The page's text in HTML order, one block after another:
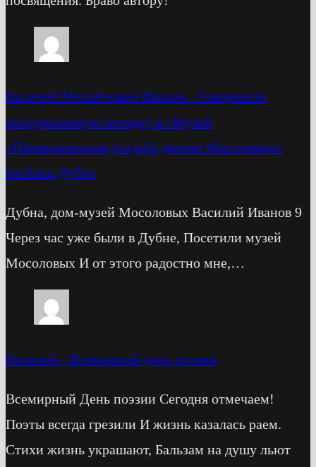
Василий Михайлович Иванов - Cовершили
экскурсионную поездку в «Музей
«Промышленная усадьба дворян Мосоловых»
посёлка Дубна
Дубна, дом-музей Мосоловых Василий Иванов 9
Через час уже были в Дубне, Посетили музей
Мосоловых И от этого радостно мне,…
Василий - Всемирный день поэзии
Всемирный День поэзии Сегодня отмечаем!
Поэты всегда грезили И жизнь казалась раем.
Стихи жизнь украшают, Бальзам на душу льют